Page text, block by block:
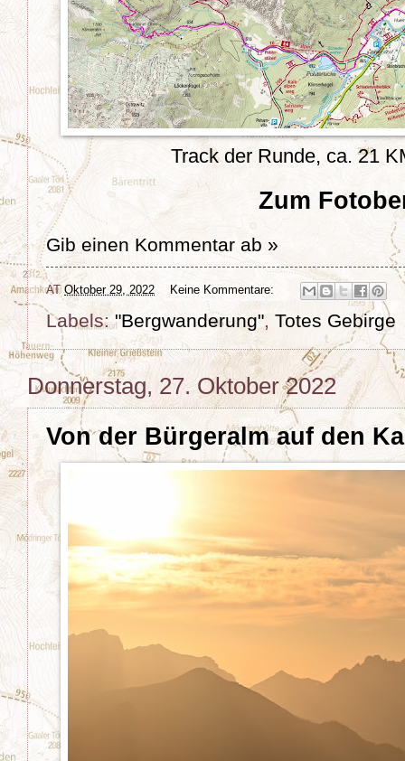
Track der Runde, ca. 21
Zum
Gib einen Kommentar ab »
AT Oktober 29, 2022 Keine Kommentare:
Labels:"Bergwanderung", Totes Gebirge
Donnerstag, 27. Oktober 2022
Von der Bürgeralm auf den